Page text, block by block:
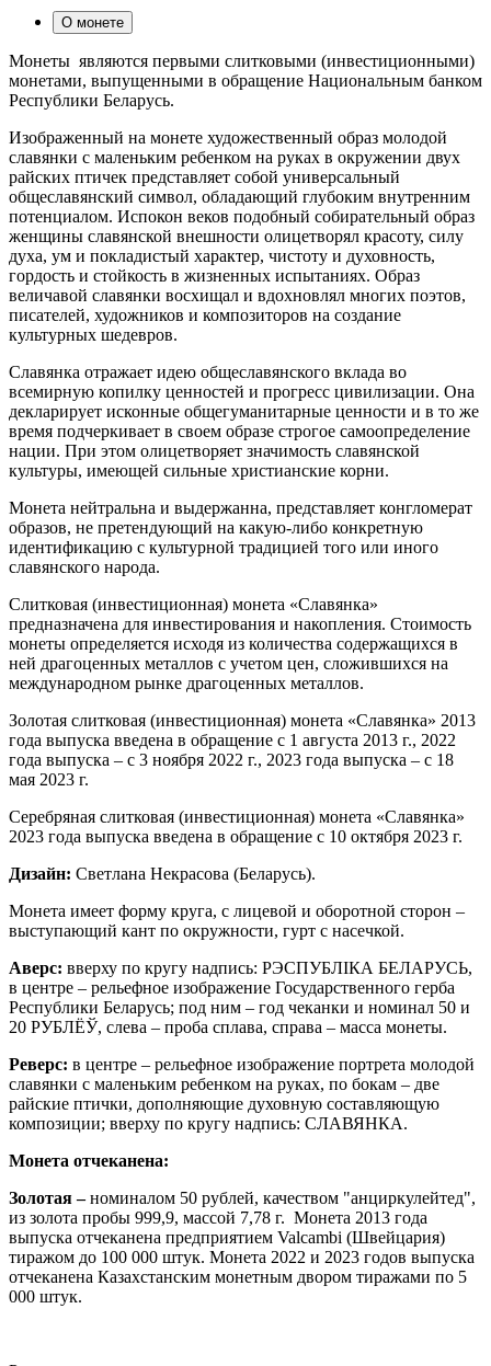
О монете
Монеты являются первыми слитковыми (инвестиционными)
монетами, выпущенными в обращение Национальным банком
Республики Беларусь.
Изображенный на монете художественный образ молодой
славянки с маленьким ребенком на руках в окружении двух
райских птичек представляет собой универсальный
общеславянский символ, обладающий глубоким внутренним
потенциалом. Испокон веков подобный собирательный образ
женщины славянской внешности олицетворял красоту, силу
духа, ум и покладистый характер, чистоту и духовность,
гордость и стойкость в жизненных испытаниях. Образ
величавой славянки восхищал и вдохновлял многих поэтов,
писателей, художников и композиторов на создание
культурных шедевров.
Славянка отражает идею общеславянского вклада во
всемирную копилку ценностей и прогресс цивилизации. Она
декларирует исконные общегуманитарные ценности и в то же
время подчеркивает в своем образе строгое самоопределение
нации. При этом олицетворяет значимость славянской
культуры, имеющей сильные христианские корни.
Монета нейтральна и выдержанна, представляет конгломерат
образов, не претендующий на какую-либо конкретную
идентификацию с культурной традицией того или иного
славянского народа.
Слитковая (инвестиционная) монета «Славянка»
предназначена для инвестирования и накопления. Стоимость
монеты определяется исходя из количества содержащихся в
ней драгоценных металлов с учетом цен, сложившихся на
международном рынке драгоценных металлов.
Золотая слитковая (инвестиционная) монета «Славянка» 2013
года выпуска введена в обращение с 1 августа 2013 г., 2022
года выпуска – с 3 ноября 2022 г., 2023 года выпуска – с 18
мая 2023 г.
Серебряная слитковая (инвестиционная) монета «Славянка»
2023 года выпуска введена в обращение с 10 октября 2023 г.
Дизайн: Светлана Некрасова (Беларусь).
Монета имеет форму круга, с лицевой и оборотной сторон –
выступающий кант по окружности, гурт с насечкой.
Аверс: вверху по кругу надпись: РЭСПУБЛІКА БЕЛАРУСЬ,
в центре – рельефное изображение Государственного герба
Республики Беларусь; под ним – год чеканки и номинал 50 и
20 РУБЛЁЎ, слева – проба сплава, справа – масса монеты.
Реверс: в центре – рельефное изображение портрета молодой
славянки с маленьким ребенком на руках, по бокам – две
райские птички, дополняющие духовную составляющую
композиции; вверху по кругу надпись: СЛАВЯНКА.
Монета отчеканена:
Золотая –номиналом 50 рублей, качеством "анциркулейтед",
из золота пробы 999,9, массой 7,78 г. Монета 2013 года
выпуска отчеканена предприятием Valcambi (Швейцария)
тиражом до 100 000 штук. Монета 2022 и 2023 годов выпуска
отчеканена Казахстанским монетным двором тиражами по 5
000 штук.